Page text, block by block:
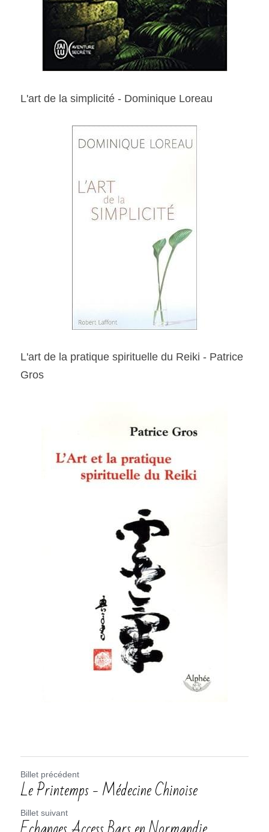
L'art de la simplicité - Dominique Loreau
L'art de la pratique spirituelle du Reiki - Patrice
Gros
Billet précédent
Le Printemps - Médecine Chinoise
Billet suivant